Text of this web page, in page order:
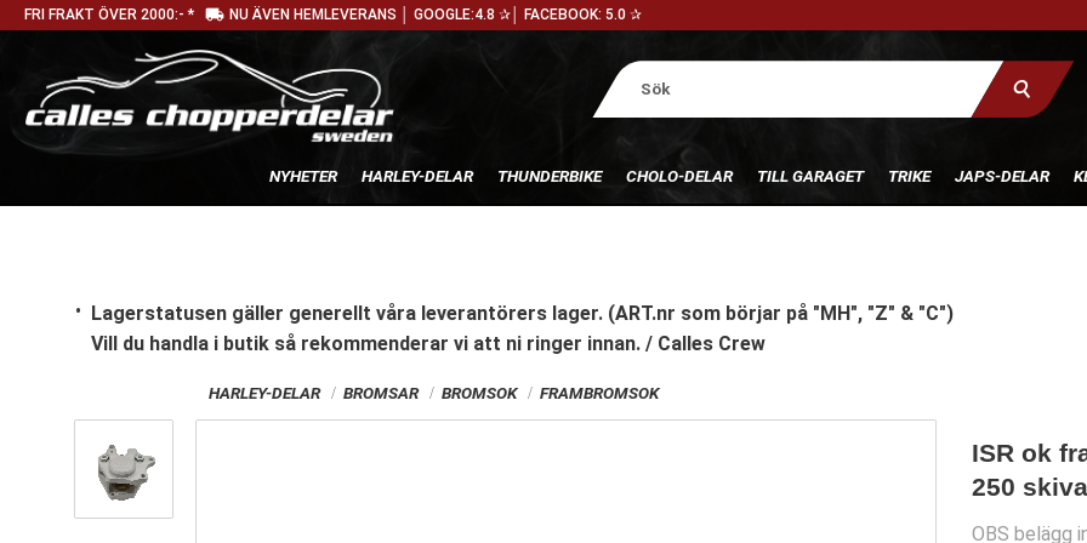
FRI FRAKT ÖVER 2000:- * local_shipping NU ÄVEN HEMLEVERANS │ GOOGLE:4.8 ✰│ FACEBOOK: 5.0 ✰
NYHETER HARLEY-DELAR THUNDERBIKE CHOLO-DELAR TILL GARAGET TRIKE JAPS-DELAR
Lagerstatusen gäller generellt våra leverantörers lager. (ART.nr som börjar på "MH", "Z" & "C")
Vill du handla i butik så rekommenderar vi att ni ringer innan. / Calles Crew
HARLEY-DELAR BROMSAR BROMSOK FRAMBROMSOK
ISR ok
250 skiva
OBS belägg